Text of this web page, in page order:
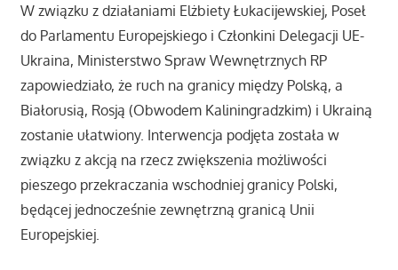
W związku z działaniami Elżbiety Łukacijewskiej, Poseł
do Parlamentu Europejskiego i Członkini Delegacji UE-
Ukraina, Ministerstwo Spraw Wewnętrznych RP
zapowiedziało, że ruch na granicy między Polską, a
Białorusią, Rosją (Obwodem Kaliningradzkim) i Ukrainą
zostanie ułatwiony. Interwencja podjęta została w
związku z akcją na rzecz zwiększenia możliwości
pieszego przekraczania wschodniej granicy Polski,
będącej jednocześnie zewnętrzną granicą Unii
Europejskiej.